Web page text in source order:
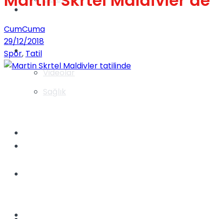
Videolar
Gündem
Yaşam
Sağlık
CumCuma
29/12/2018
Spor, Tatil